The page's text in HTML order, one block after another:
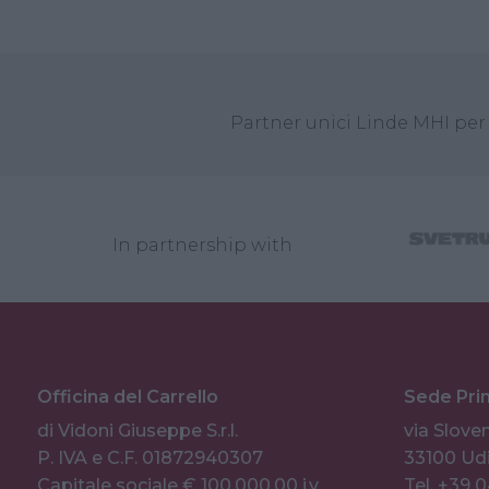
Partner unici Linde MHI per
In partnership with
Officina del Carrello
di Vidoni Giuseppe S.r.l.
P. IVA e C.F. 01872940307
Sede
via
33100